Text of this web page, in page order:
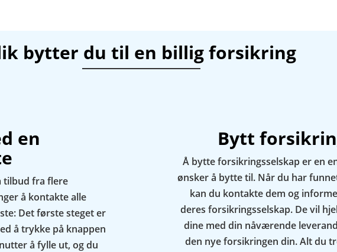
bytter du til en billig forsikring
en
tilbud fra flere
å kontakte alle
Det første steget er
å trykke på knappen
å fylle ut, og du
Bytt
Å bytte forsikringsselskap er en
ønsker å bytte til. Når du har
kan du kontakte dem og
deres forsikringsselskap. De vil
dine med din nåværende
den nye forsikringen din. Alt du